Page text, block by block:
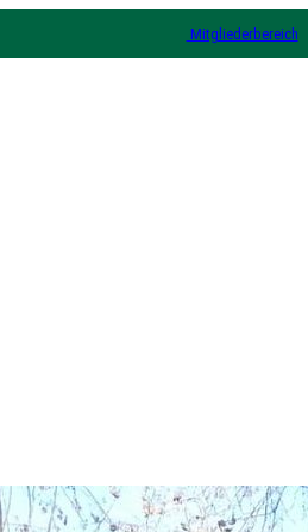
Mitgliederbereich